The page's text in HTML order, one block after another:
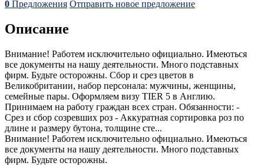
0 Предложения Отправить новое предложение
Описание
Внимание! Работем исключительно официально. Имеються
все документы на нашу деятельности. Много подставных
фирм. Будьте осторожны. Сбор и срез цветов в
Великобритании, набор персонала: мужчины, женщины,
семейные пары. Оформляем визу TIER 5 в Англию.
Принимаем на работу граждан всех стран. Обязанности: -
Срез и сбор созревших роз - Аккуратная сортировка роз по
длине и размеру бутона, толщине сте...
Внимание! Работем исключительно официально. Имеються
все документы на нашу деятельности. Много подставных
фирм. Будьте осторожны.